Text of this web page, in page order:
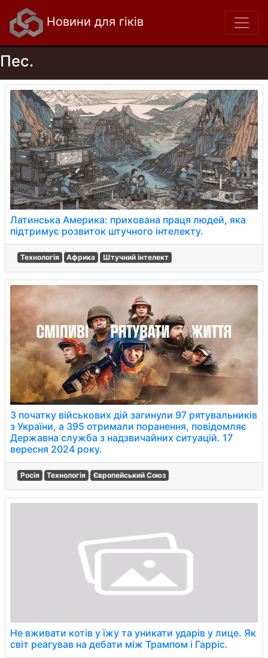
Новини для гіків
Пес.
Латинська Америка: прихована праця людей, яка
підтримує розвиток штучного інтелекту.
Технологія Африка Штучний інтелект
З початку військових дій загинули 97 рятувальників
з України, а 395 отримали поранення, повідомляє
Державна служба з надзвичайних ситуацій. 17
вересня 2024 року.
Росія Технологія Європейський Союз
Не вживати котів у їжу та уникати ударів у лице. Як
світ реагував на дебати між Трампом і Гарріс.